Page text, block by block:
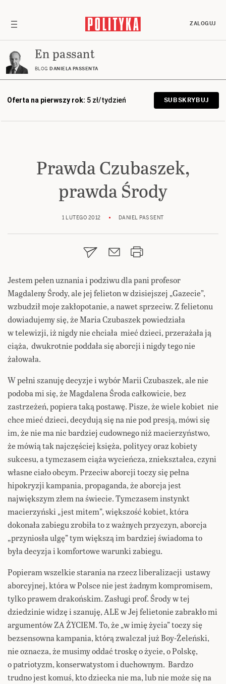
ZALOGUJ
En passant
BLOG DANIELA PASSENTA
Oferta na pierwszy rok: 5 zł/tydzień SUBSKRYBUJ
Prawda Czubaszek,
prawda Środy
1 LUTEGO 2012 DANIEL PASSENT
Jestem pełen uznania i podziwu dla pani profesor
Magdaleny Środy, ale jej felieton w dzisiejszej „Gazecie”,
wzbudził moje zakłopotanie, a nawet sprzeciw. Z felietonu
dowiadujemy się, że Maria Czubaszek powiedziała
w telewizji, iż nigdy nie chciała mieć dzieci, przerażała ją
ciąża, dwukrotnie poddała się aborcji i nigdy tego nie
żałowała.
W pełni szanuję decyzje i wybór Marii Czubaszek, ale nie
podoba mi się, że Magdalena Środa całkowicie, bez
zastrzeżeń, popiera taką postawę. Pisze, że wiele kobiet nie
chce mieć dzieci, decydują się na nie pod presją, mówi się
im, że nie ma nic bardziej cudownego niż macierzyństwo,
że mówią tak najczęściej księża, politycy oraz kobiety
sukcesu, a tymczasem ciąża wycieńcza, zniekształca, czyni
własne ciało obcym. Przeciw aborcji toczy się pełna
hipokryzji kampania, propaganda, że aborcja jest
największym złem na świecie. Tymczasem instynkt
macierzyński „jest mitem”, większość kobiet, która
dokonała zabiegu zrobiła to z ważnych przyczyn, aborcja
„przyniosła ulgę” tym większą im bardziej świadoma to
była decyzja i komfortowe warunki zabiegu.
Popieram wszelkie starania na rzecz liberalizacji ustawy
aborcyjnej, która w Polsce nie jest żadnym kompromisem,
tylko prawem drakońskim. Zasługi prof. Środy w tej
dziedzinie widzę i szanuję, ALE w Jej felietonie zabrakło mi
argumentów ZA ŻYCIEM. To, że „w imię życia” toczy się
bezsensowna kampania, którą zwalczał już Boy-Żeleński,
nie oznacza, że musimy oddać troskę o życie, o Polskę,
o patriotyzm, konserwatystom i duchownym. Bardzo
trudno jest komuś, kto dziecka nie ma, lub nie może się na